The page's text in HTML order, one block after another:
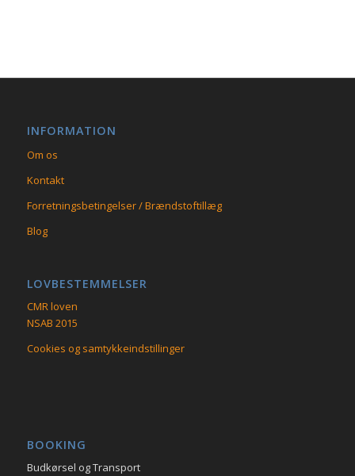
INFORMATION
Om os
Kontakt
Forretningsbetingelser / Brændstoftillæg
Blog
LOVBESTEMMELSER
CMR loven
NSAB 2015
Cookies og samtykkeindstillinger
BOOKING
Budkørsel og Transport